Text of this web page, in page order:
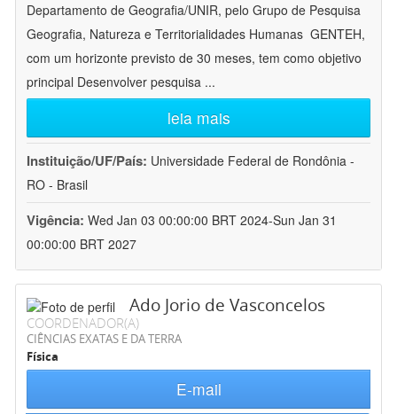
Departamento de Geografia/UNIR, pelo Grupo de Pesquisa
Geografia, Natureza e Territorialidades Humanas  GENTEH,
com um horizonte previsto de 30 meses, tem como objetivo
principal Desenvolver pesquisa ...
leia mais
Instituição/UF/País: Universidade Federal de Rondônia -
RO - Brasil
Vigência: Wed Jan 03 00:00:00 BRT 2024-Sun Jan 31
00:00:00 BRT 2027
Ado Jorio de Vasconcelos
COORDENADOR(A)
CIÊNCIAS EXATAS E DA TERRA
Física
E-mail